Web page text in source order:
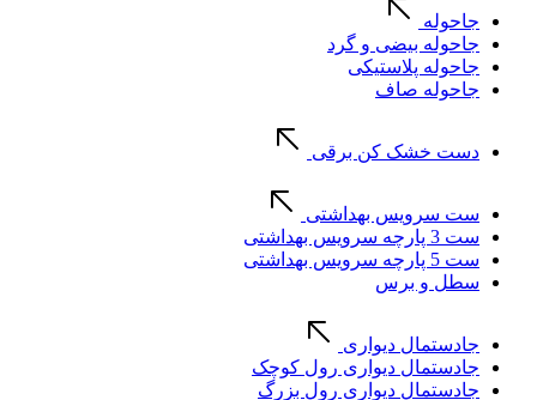
جاحوله
جاحوله بیضی و گرد
جاحوله پلاستیکی
جاحوله صاف
دست خشک کن برقی
ست سرویس بهداشتی
ست 3 پارچه سرویس بهداشتی
ست 5 پارچه سرویس بهداشتی
سطل و برس
جادستمال دیواری
جادستمال دیواری رول کوچک
جادستمال دیواری رول بزرگ